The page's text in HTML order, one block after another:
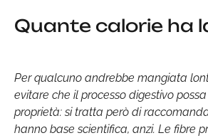
Quante calorie ha
Per qualcuno andrebbe mangiata
evitare che il processo digestivo possa
proprietà: si tratta però di
hanno base scientifica, anzi. Le fibre